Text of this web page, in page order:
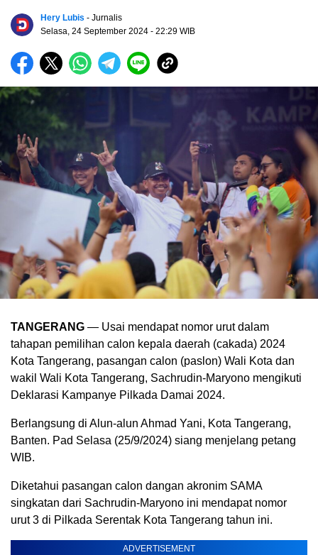
Hery Lubis - Jurnalis
Selasa, 24 September 2024 - 22:29 WIB
TANGERANG — Usai mendapat nomor urut dalam
tahapan pemilihan calon kepala daerah (cakada) 2024
Kota Tangerang, pasangan calon (paslon) Wali Kota dan
wakil Wali Kota Tangerang, Sachrudin-Maryono mengikuti
Deklarasi Kampanye Pilkada Damai 2024.
Berlangsung di Alun-alun Ahmad Yani, Kota Tangerang,
Banten. Pad Selasa (25/9/2024) siang menjelang petang
WIB.
Diketahui pasangan calon dangan akronim SAMA
singkatan dari Sachrudin-Maryono ini mendapat nomor
urut 3 di Pilkada Serentak Kota Tangerang tahun ini.
ADVERTISEMENT